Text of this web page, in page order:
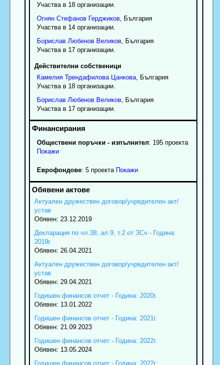
Участва в 18 организации.
Огнян Стефанов Герджиков, България
Участва в 14 организации.
Борислав Любенов Великов, България
Участва в 17 организации.
Действителни собственици
Камелия Трендафилова Цанкова, България
Участва в 18 организации.
Борислав Любенов Великов, България
Участва в 17 организации.
Обществени поръчки - изпълнител: 195 проекта
Покажи
Еврофондове: 5 проекта Покажи
Актуален дружествен договор/учредителен акт/
устав
Обявен: 23.12.2019
Декларация по чл.38, ал.9, т.2 от ЗСч - Година:
2019г.
Обявен: 26.04.2021
Актуален дружествен договор/учредителен акт/
устав
Обявен: 29.04.2021
Годишен финансов отчет - Година: 2020г.
Обявен: 13.01.2022
Годишен финансов отчет - Година: 2021г.
Обявен: 21.09.2023
Годишен финансов отчет - Година: 2022г.
Обявен: 13.05.2024
Годишен финансов отчет - Година: 2022г.